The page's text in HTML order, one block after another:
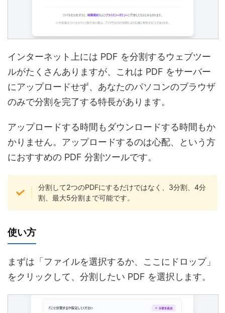
インターネット上には PDF を分割するウェブツー
ルがたくさんありますが、これは PDF をサーバー
にアップロードせず、あなたのパソコンのブラウザ
のみで分割を完了する特長があります。
アップロードする時間もダウンロードする時間もか
かりません。アップロードするのは心配、という方
におすすめの PDF 分割ツールです。
分割して2つのPDFにするだけではなく、3分割、4分
割、最大5分割まで可能です。
使い方
まずは「ファイルを選択するか、ここにドロップ」
をクリックして、分割したい PDF を選択します。